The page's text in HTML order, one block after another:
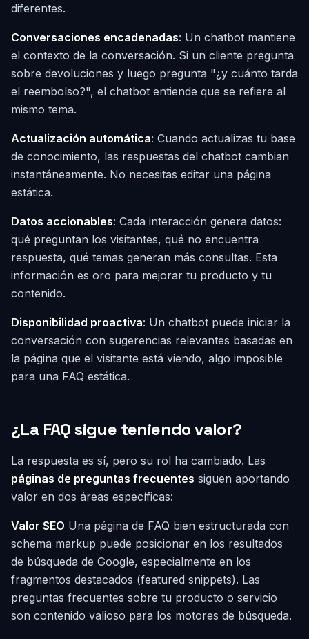
diferentes.
Conversaciones encadenadas: Un chatbot mantiene
el contexto de la conversación. Si un cliente pregunta
sobre devoluciones y luego pregunta "¿y cuánto tarda
el reembolso?", el chatbot entiende que se refiere al
mismo tema.
Actualización automática: Cuando actualizas tu base
de conocimiento, las respuestas del chatbot cambian
instantáneamente. No necesitas editar una página
estática.
Datos accionables: Cada interacción genera datos:
qué preguntan los visitantes, qué no encuentra
respuesta, qué temas generan más consultas. Esta
información es oro para mejorar tu producto y tu
contenido.
Disponibilidad proactiva: Un chatbot puede iniciar la
conversación con sugerencias relevantes basadas en
la página que el visitante está viendo, algo imposible
para una FAQ estática.
¿La FAQ sigue teniendo valor?
La respuesta es sí, pero su rol ha cambiado. Las
páginas de preguntas frecuentes siguen aportando
valor en dos áreas específicas:
Valor SEO Una página de FAQ bien estructurada con
schema markup puede posicionar en los resultados
de búsqueda de Google, especialmente en los
fragmentos destacados (featured snippets). Las
preguntas frecuentes sobre tu producto o servicio
son contenido valioso para los motores de búsqueda.